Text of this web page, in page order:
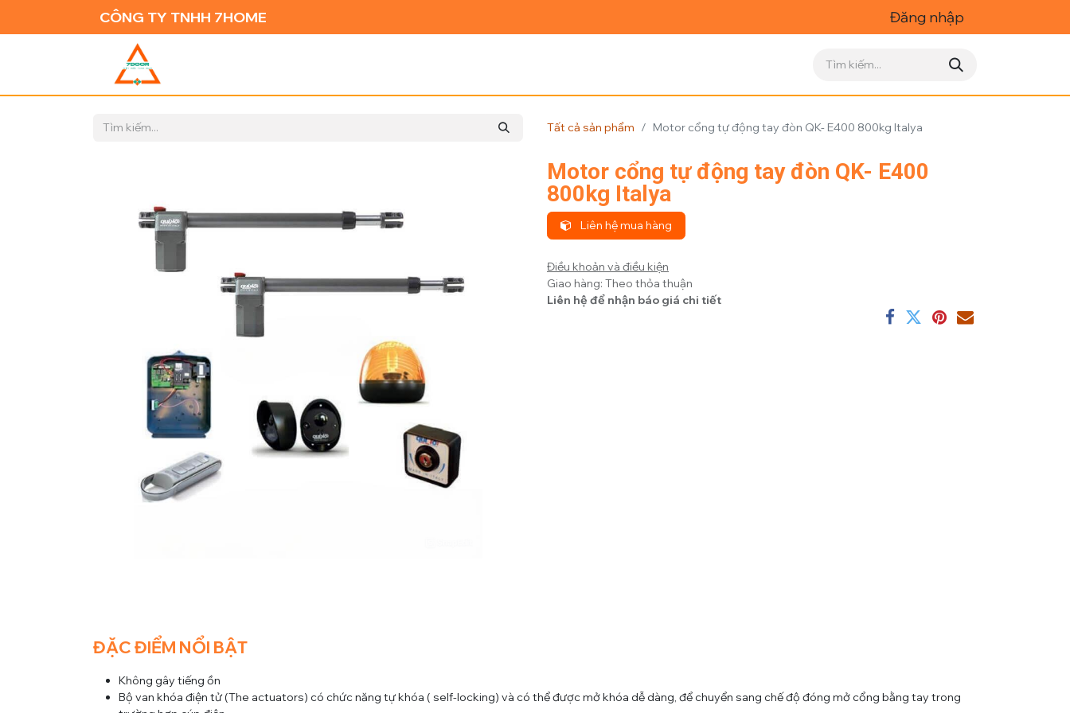
CÔNG TY TNHH 7HOME Đăng nhập
Tất cả sản phẩm Motor cổng tự động tay đòn QK- E400 800kg Italya
Motor cổng tự động tay đòn QK- E400
800kg Italya
Liên hệ mua hàng
Điều khoản và điều kiện
Giao hàng: Theo thỏa thuận
Liên hệ để nhận báo giá chi tiết
ĐẶC ĐIỂM NỔI BẬT
Không gây tiếng ồn
Bộ van khóa điện tử (The actuators) có chức năng tự khóa ( self-locking) và có thể được mở khóa dễ dàng, để chuyển sang chế độ đóng mở cổng bằng tay trong